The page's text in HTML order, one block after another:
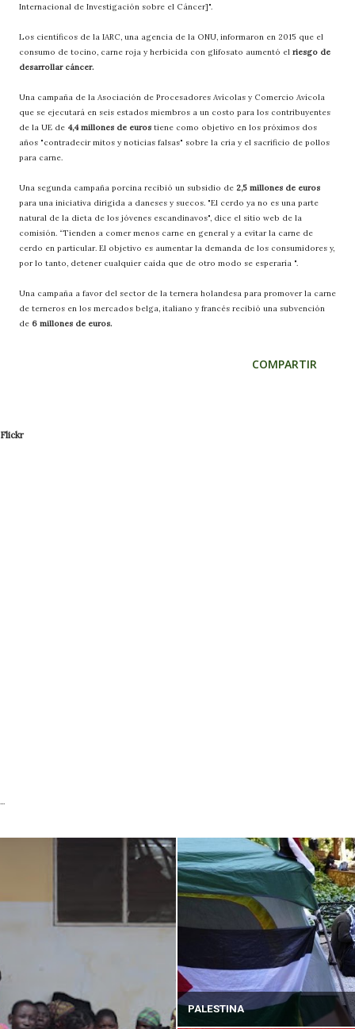
Internacional de Investigación sobre el Cáncer]".
Los científicos de la IARC, una agencia de la ONU, informaron en 2015 que el
consumo de tocino, carne roja y herbicida con glifosato aumentó el riesgo de
desarrollar cáncer.
Una campaña de la Asociación de Procesadores Avícolas y Comercio Avícola
que se ejecutará en seis estados miembros a un costo para los contribuyentes
de la UE de 4,4 millones de euros tiene como objetivo en los próximos dos
años "contradecir mitos y noticias falsas" sobre la cría y el sacrificio de pollos
para carne.
Una segunda campaña porcina recibió un subsidio de 2,5 millones de euros
para una iniciativa dirigida a daneses y suecos. "El cerdo ya no es una parte
natural de la dieta de los jóvenes escandinavos", dice el sitio web de la
comisión. “Tienden a comer menos carne en general y a evitar la carne de
cerdo en particular. El objetivo es aumentar la demanda de los consumidores y,
por lo tanto, detener cualquier caída que de otro modo se esperaría ".
Una campaña a favor del sector de la ternera holandesa para promover la carne
de terneros en los mercados belga, italiano y francés recibió una subvención
de 6 millones de euros.
COMPARTIR
Flickr
...
PALESTINA